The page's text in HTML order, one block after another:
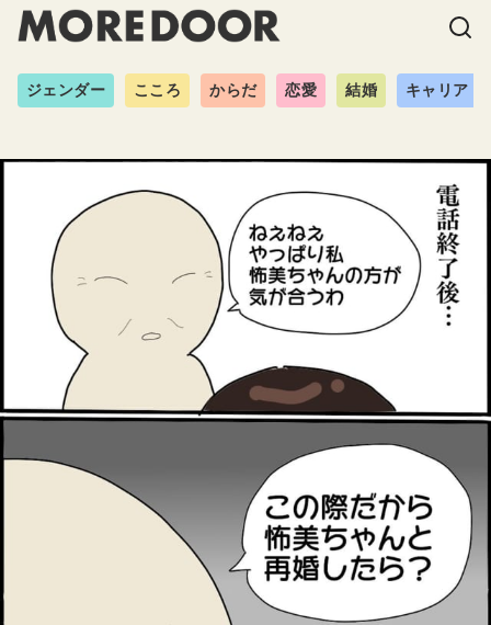
ジェンダー こころ からだ 恋愛 結婚 キャリア